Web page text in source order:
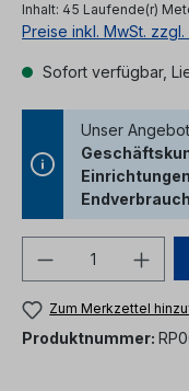
Inhalt: 45 Laufende(r)
Preise inkl. MwSt.
Sofort verfügbar,
Unser
Produkt
Zum Merkzettel
Produktnummer: